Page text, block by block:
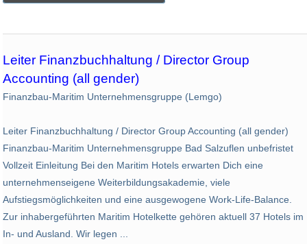
Leiter Finanzbuchhaltung / Director Group
Accounting (all gender)
Finanzbau-Maritim Unternehmensgruppe (Lemgo)
Leiter Finanzbuchhaltung / Director Group Accounting (all gender)
Finanzbau-Maritim Unternehmensgruppe Bad Salzuflen unbefristet
Vollzeit Einleitung Bei den Maritim Hotels erwarten Dich eine
unternehmenseigene Weiterbildungsakademie, viele
Aufstiegsmöglichkeiten und eine ausgewogene Work-Life-Balance.
Zur inhabergeführten Maritim Hotelkette gehören aktuell 37 Hotels im
In- und Ausland. Wir legen ...